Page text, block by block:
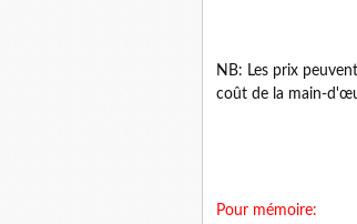
NB: Les prix
coût de la main-
Pour mémoire: